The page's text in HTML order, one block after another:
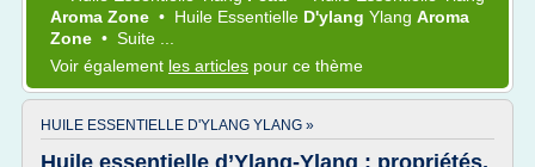
Aroma Zone • Huile Essentielle D'ylang Ylang Aroma
Zone • Suite ...
Voir également les articles pour ce thème
HUILE ESSENTIELLE D'YLANG YLANG »
Huile essentielle d’Ylang-Ylang : propriétés,